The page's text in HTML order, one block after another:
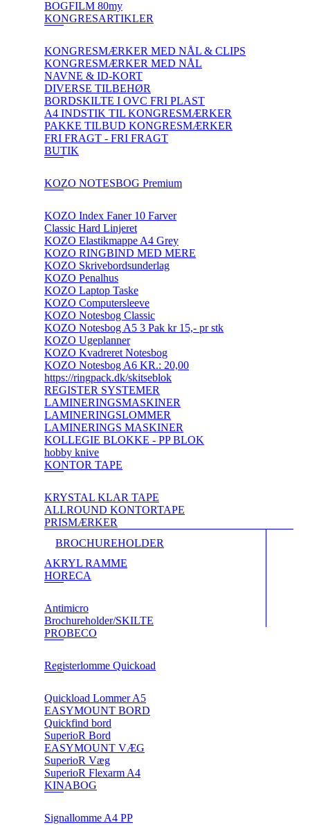
BOGFILM 80my
KONGRESARTIKLER
KONGRESMÆRKER MED NÅL & CLIPS
KONGRESMÆRKER MED NÅL
NAVNE & ID-KORT
DIVERSE TILBEHØR
BORDSKILTE I OVC FRI PLAST
A4 INDSTIK TIL KONGRESMÆRKER
PAKKE TILBUD KONGRESMÆRKER
FRI FRAGT - FRI FRAGT
BUTIK
KOZO NOTESBOG Premium
KOZO Index Faner 10 Farver
Classic Hard Linjeret
KOZO Elastikmappe A4 Grey
KOZO RINGBIND MED MERE
KOZO Skrivebordsunderlag
KOZO Penalhus
KOZO Laptop Taske
KOZO Computersleeve
KOZO Notesbog Classic
KOZO Notesbog A5 3 Pak kr 15,- pr stk
KOZO Ugeplanner
KOZO Kvadreret Notesbog
KOZO Notesbog A6 KR.: 20,00
https://ringpack.dk/skitseblok
REGISTER SYSTEMER
LAMINERINGSMASKINER
LAMINERINGSLOMMER
LAMINERINGS MASKINER
KOLLEGIE BLOKKE - PP BLOK
hobby knive
KONTOR TAPE
KRYSTAL KLAR TAPE
ALLROUND KONTORTAPE
PRISMÆRKER
BROCHUREHOLDER
AKRYL RAMME
HORECA
Antimicro
Brochureholder/SKILTE
PROBECO
Registerlomme Quickoad
Quickload Lommer A5
EASYMOUNT BORD
Quickfind bord
SuperioR Bord
EASYMOUNT VÆG
SuperioR Væg
SuperioR Flexarm A4
KINABOG
Signallomme A4 PP